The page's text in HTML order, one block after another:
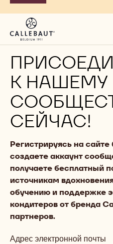
К НАШЕМУ
СЕЙЧАС!
Регистрируясь на
создаете аккаунт
получаете бесплатный
источникам
обучению и поддержке
кондитеров от бренда
партнеров.
Адрес электронной почты